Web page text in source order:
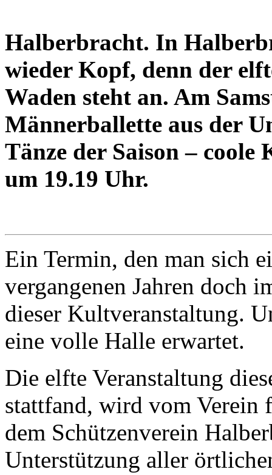
Halberbracht. In
wieder Kopf, denn der
Waden steht an. Am
Männerballette aus der
Tänze der Saison –
um 19.19 Uhr.
Ein Termin, den man sich
vergangenen Jahren doch
dieser Kultveranstaltung.
eine volle Halle erwartet.
Die elfte Veranstaltung
stattfand, wird vom
dem Schützenverein
Unterstützung aller